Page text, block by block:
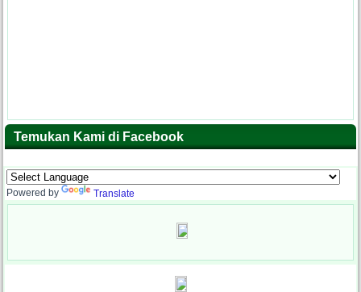
Temukan Kami di Facebook
Powered by Translate